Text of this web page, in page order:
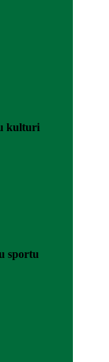
kulturi
sportu